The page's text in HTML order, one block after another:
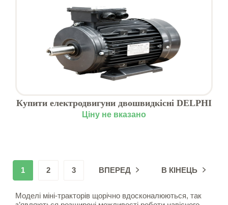
Купити електродвигуни двошвидкісні DELPHI
зі складу в Харкові
Ціну не вказано
1 2 3 ВПЕРЕД В КІНЕЦЬ
Моделі міні-тракторів щорічно вдосконалюються, так